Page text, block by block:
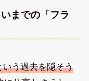
までの「フラ
う過去を隠そう